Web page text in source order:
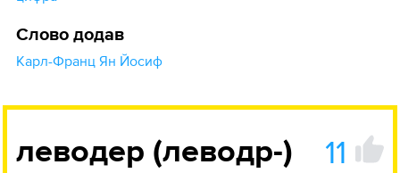
Слово додав
Карл-Франц Ян Йосиф
леводер (леводр-) 11